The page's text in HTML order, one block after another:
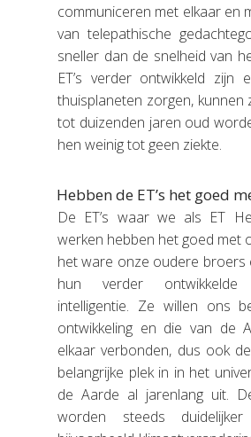
communiceren met elkaar en
van telepathische
sneller dan de snelheid van
ET’s verder ontwikkeld
thuisplaneten zorgen, kunnen
tot duizenden jaren oud
hen weinig tot geen ziekte.
Hebben de ET’s het goed
De ET’s waar we als ET
werken hebben het goed met
het ware onze oudere broers
hun verder
intelligentie. Ze willen ons
ontwikkeling en die van de
elkaar verbonden, dus ook
belangrijke plek in in het
de Aarde al jarenlang uit.
worden steeds